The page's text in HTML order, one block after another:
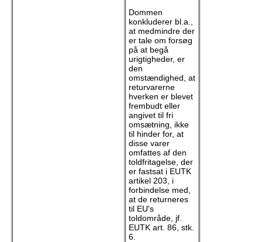
Dommen
konkluderer bl.a.,
at medmindre der
er tale om forsøg
på at begå
urigtigheder, er
den
omstændighed, at
returvarerne
hverken er blevet
frembudt eller
angivet til fri
omsætning, ikke
til hinder for, at
disse varer
omfattes af den
toldfritagelse, der
er fastsat i EUTK
artikel 203, i
forbindelse med,
at de returneres
til EU's
toldområde, jf.
EUTK art. 86, stk.
6.